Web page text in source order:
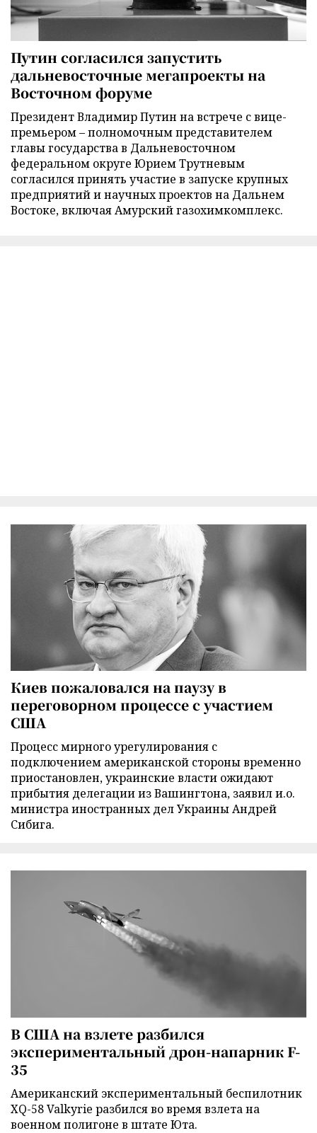
Путин согласился запустить
дальневосточные мегапроекты на
Восточном форуме
Президент Владимир Путин на встрече с вице-
премьером – полномочным представителем
главы государства в Дальневосточном
федеральном округе Юрием Трутневым
согласился принять участие в запуске крупных
предприятий и научных проектов на Дальнем
Востоке, включая Амурский газохимкомплекс.
Киев пожаловался на паузу в
переговорном процессе с участием
США
Процесс мирного урегулирования с
подключением американской стороны временно
приостановлен, украинские власти ожидают
прибытия делегации из Вашингтона, заявил и.о.
министра иностранных дел Украины Андрей
Сибига.
В США на взлете разбился
экспериментальный дрон-напарник F-
35
Американский экспериментальный беспилотник
XQ-58 Valkyrie разбился во время взлета на
военном полигоне в штате Юта.